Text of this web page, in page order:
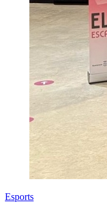
Esports